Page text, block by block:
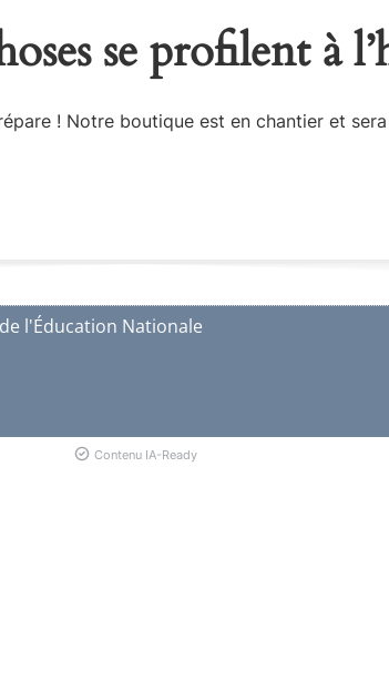
se profilent à
! Notre boutique est en chantier et
l'Éducation Nationale
Contenu IA-Ready